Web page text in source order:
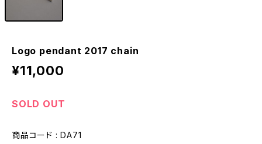
Logo pendant 2017 chain
¥11,000
SOLD OUT
商品コード : DA71